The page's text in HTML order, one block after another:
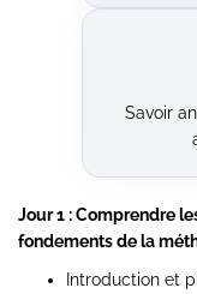
Savoir
Jour 1 : Comprendre
fondements de la
Introduction et